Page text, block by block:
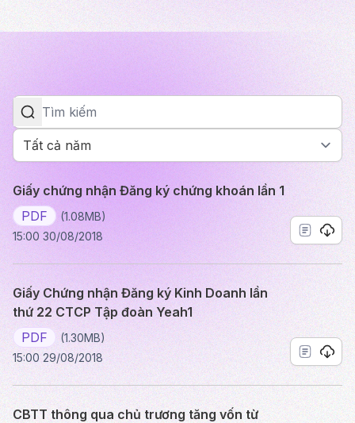
Giấy chứng nhận Đăng ký chứng khoán lần 1
PDF
(1.08MB)
15:00 30/08/2018
Giấy Chứng nhận Đăng ký Kinh Doanh lần
thứ 22 CTCP Tập đoàn Yeah1
PDF
(1.30MB)
15:00 29/08/2018
CBTT thông qua chủ trương tăng vốn từ